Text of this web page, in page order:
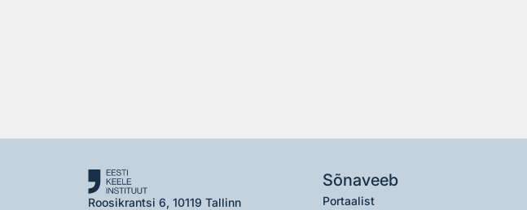
Roosikrantsi 6, 10119 Tallinn
Sõnaveeb
Portaalist